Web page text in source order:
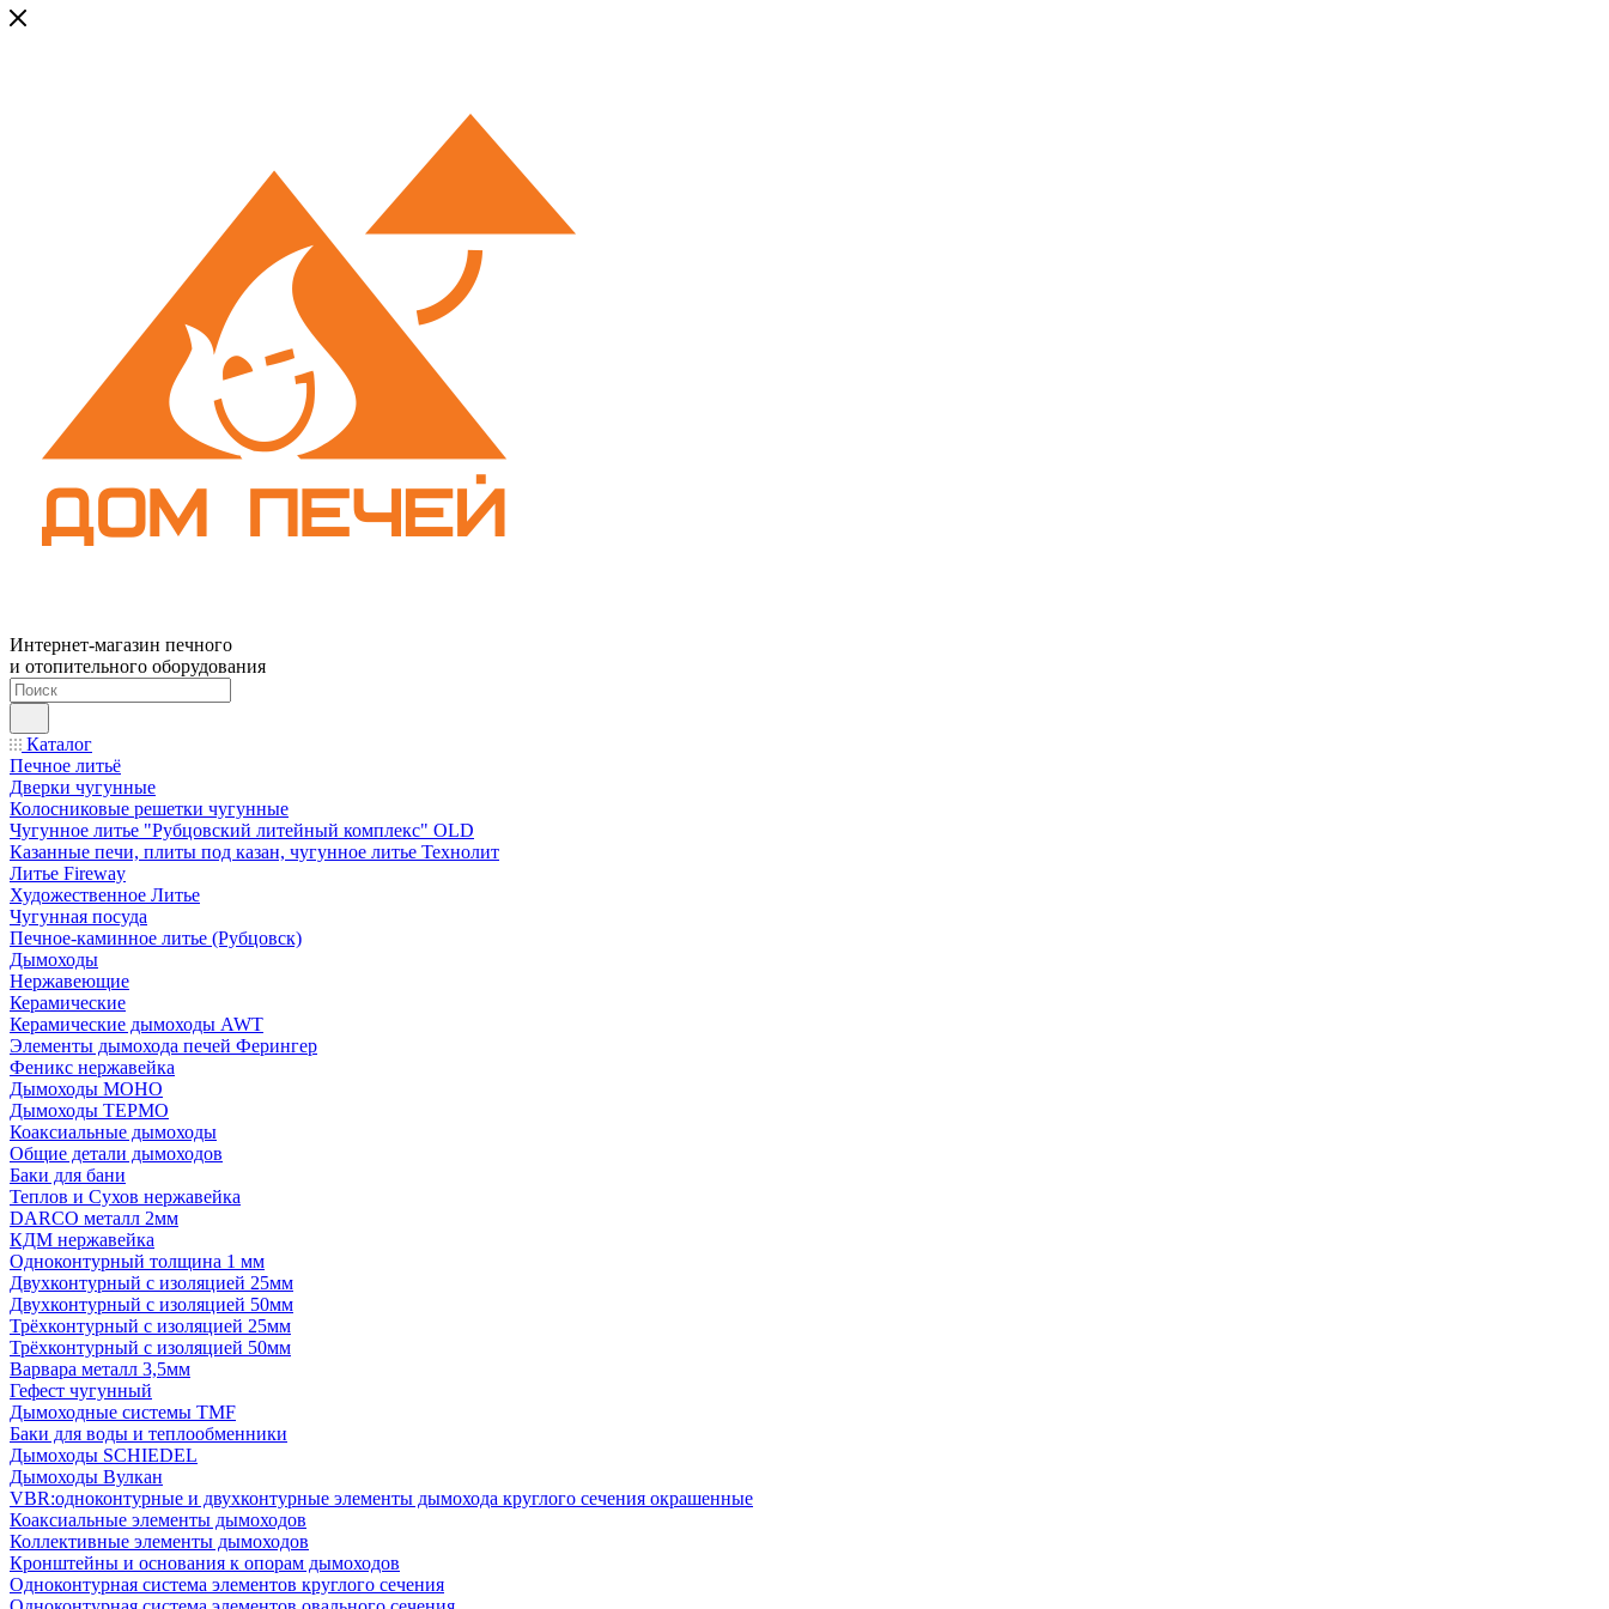
Интернет-магазин печного
и отопительного оборудования
Каталог
Печное литьё
Дверки чугунные
Колосниковые решетки чугунные
Чугунное литье "Рубцовский литейный комплекс" OLD
Казанные печи, плиты под казан, чугунное литье Технолит
Литье Fireway
Художественное Литье
Чугунная посуда
Печное-каминное литье (Рубцовск)
Дымоходы
Нержавеющие
Керамические
Керамические дымоходы AWT
Элементы дымохода печей Ферингер
Феникс нержавейка
Дымоходы МОНО
Дымоходы ТЕРМО
Коаксиальные дымоходы
Общие детали дымоходов
Баки для бани
Теплов и Сухов нержавейка
DARCO металл 2мм
КДМ нержавейка
Одноконтурный толщина 1 мм
Двухконтурный с изоляцией 25мм
Двухконтурный с изоляцией 50мм
Трёхконтурный с изоляцией 25мм
Трёхконтурный с изоляцией 50мм
Варвара металл 3,5мм
Гефест чугунный
Дымоходные системы TMF
Баки для воды и теплообменники
Дымоходы SCHIEDEL
Дымоходы Вулкан
VBR:одноконтурные и двухконтурные элементы дымохода круглого сечения окрашенные
Коаксиальные элементы дымоходов
Коллективные элементы дымоходов
Кронштейны и основания к опорам дымоходов
Одноконтурная система элементов круглого сечения